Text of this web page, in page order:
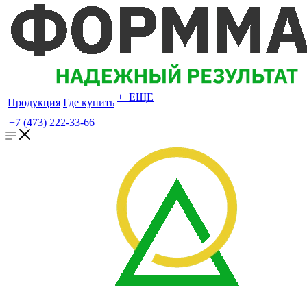
Продукция Где купить + ЕЩЕ
+7 (473) 222-33-66